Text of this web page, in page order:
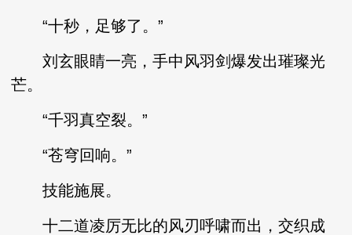
“十秒，足够了。”
刘玄眼睛一亮，手中风羽剑爆发出璀璨光
芒。
“千羽真空裂。”
“苍穹回响。”
技能施展。
十二道凌厉无比的风刃呼啸而出，交织成